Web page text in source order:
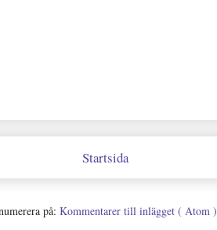
Startsida
på: Kommentarer till inlägget ( Atom )